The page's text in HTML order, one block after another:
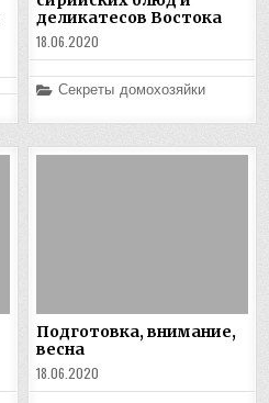
деликатесов Востока
18.06.2020
Posted
Секреты домохозяйки
Подготовка, внимание,
весна
18.06.2020